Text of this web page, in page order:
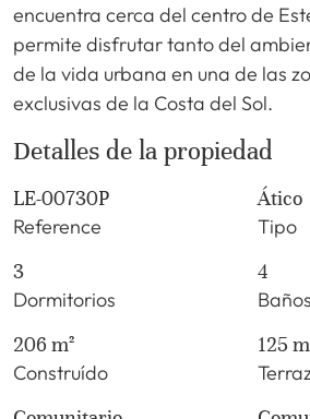
encuentra cerca del centro de
permite disfrutar tanto del
de la vida urbana en una de las
exclusivas de la Costa del Sol.
Detalles de la propiedad
LE-00730P
Reference
Ático
Tipo
3
Dormitorios
4
Baños
206 m²
Construído
125